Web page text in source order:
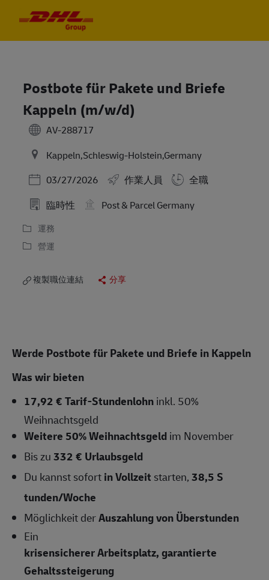
Postbote für Pakete und Briefe
Kappeln (m/w/d)
AV-288717
Kappeln,Schleswig-Holstein,Germany
Posted Date
03/27/2026 作業人員
全職
臨時性
Post & Parcel Germany
運務
營運
複製職位連結 分享
Werde Postbote für Pakete und Briefe in Kappeln
Was wir bieten
17,92 € Tarif-Stundenlohninkl. 50%
Weihnachtsgeld
Weitere 50% Weihnachtsgeldim November
Bis zu332 € Urlaubsgeld
Du kannst sofortin Vollzeit starten,38,5 S
tunden/Woche
Möglichkeit derAuszahlung von Überstunden
Ein
krisensicherer Arbeitsplatz, garantierte
Gehaltssteigerung